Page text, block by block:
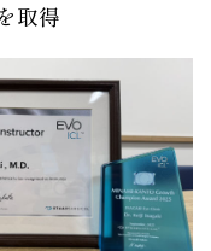
取得